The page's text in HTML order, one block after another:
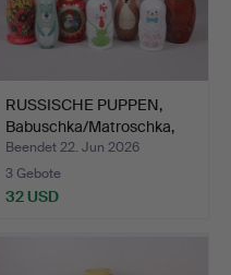
RUSSISCHE PUPPEN,
Babuschka/Matroschka,
Ho…
Beendet 22. Jun 2026
3 Gebote
32 USD